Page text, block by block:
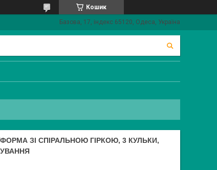
Кошик
Базова, 17, індекс 65120, Одеса, Україна
ЗІ СПІРАЛЬНОЮ ГІРКОЮ, 3 КУЛЬКИ,